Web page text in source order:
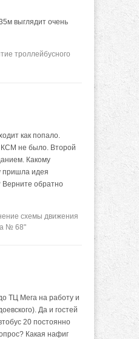
выглядит очень
троллейбусного
как попало.
КСМ не было. Второй
Какому
пришла идея
Верните обратно
схемы движения
№ 68"
ТЦ Мега на работу и
Да и гостей
20 постоянно
Какая нафиг